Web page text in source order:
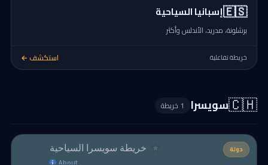
🇪🇸إسبانيا السياحية
برشلونة، مدريد، الأندلس وأكثر
خريطة تفاعلية استكشف ←
🇨🇭سويسرا 1 خريطة
دولة